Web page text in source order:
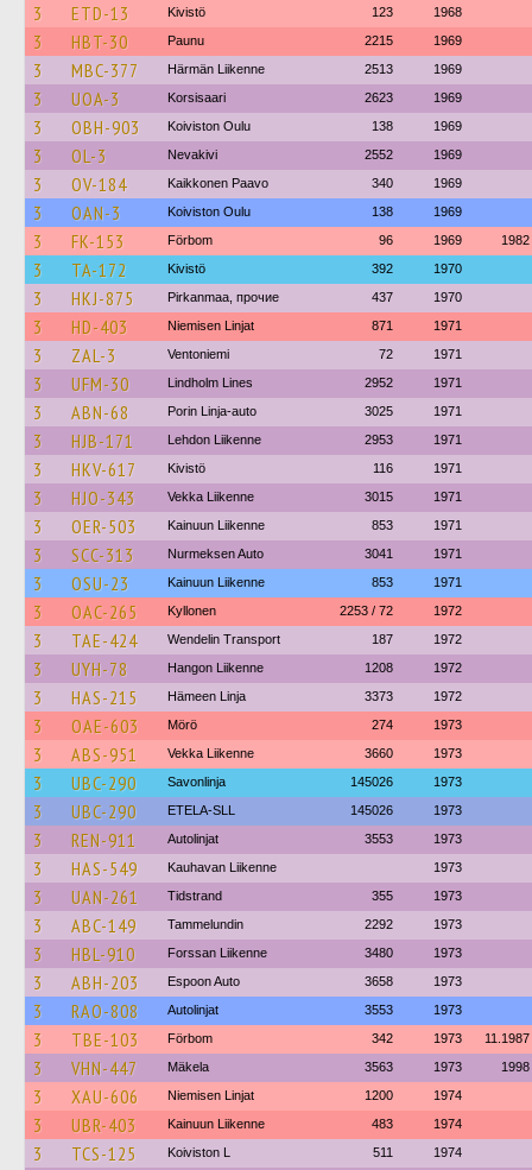
3 ETD-13 Kivistö 123 1968
3 HBT-30 Paunu 2215 1969
3 MBC-377 Härmän Liikenne 2513 1969
3 UOA-3 Korsisaari 2623 1969
3 OBH-903 Koiviston Oulu 138 1969
3 OL-3 Nevakivi 2552 1969
3 OV-184 Kaikkonen Paavo 340 1969
3 OAN-3 Koiviston Oulu 138 1969
3 FK-153 Förbom 96 1969 1982
3 TA-172 Kivistö 392 1970
3 HKJ-875 Pirkanmaa, прочие 437 1970
3 HD-403 Niemisen Linjat 871 1971
3 ZAL-3 Ventoniemi 72 1971
3 UFM-30 Lindholm Lines 2952 1971
3 ABN-68 Porin Linja-auto 3025 1971
3 HJB-171 Lehdon Liikenne 2953 1971
3 HKV-617 Kivistö 116 1971
3 HJO-343 Vekka Liikenne 3015 1971
3 OER-503 Kainuun Liikenne 853 1971
3 SCC-313 Nurmeksen Auto 3041 1971
3 OSU-23 Kainuun Liikenne 853 1971
3 OAC-265 Kyllonen 2253 / 72 1972
3 TAE-424 Wendelin Transport 187 1972
3 UYH-78 Hangon Liikenne 1208 1972
3 HAS-215 Hämeen Linja 3373 1972
3 OAE-603 Mörö 274 1973
3 ABS-951 Vekka Liikenne 3660 1973
3 UBC-290 Savonlinja 145026 1973
3 UBC-290 ETELA-SLL 145026 1973
3 REN-911 Autolinjat 3553 1973
3 HAS-549 Kauhavan Liikenne 1973
3 UAN-261 Tidstrand 355 1973
3 ABC-149 Tammelundin 2292 1973
3 HBL-910 Forssan Liikenne 3480 1973
3 ABH-203 Espoon Auto 3658 1973
3 RAO-808 Autolinjat 3553 1973
3 TBE-103 Förbom 342 1973 11.1987
3 VHN-447 Mäkela 3563 1973 1998
3 XAU-606 Niemisen Linjat 1200 1974
3 UBR-403 Kainuun Liikenne 483 1974
3 TCS-125 Koiviston L 511 1974